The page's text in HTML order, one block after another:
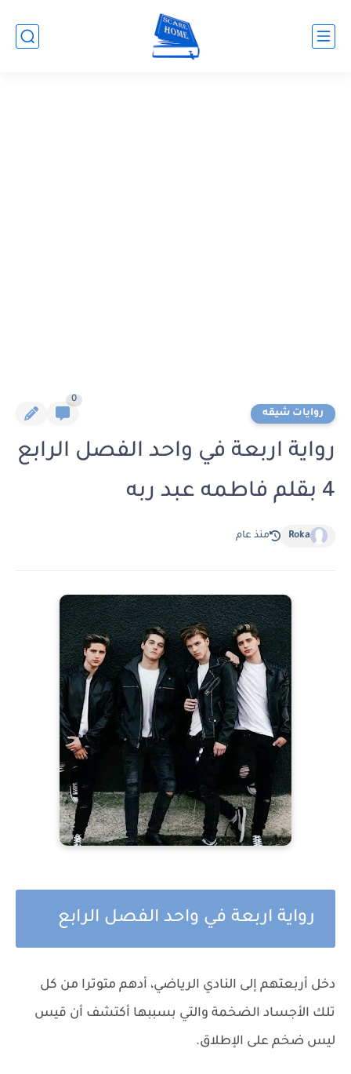
روايات شيقه
0
رواية اربعة في واحد الفصل الرابع
4 بقلم فاطمه عبد ربه
Roka منذ عام
رواية اربعة في واحد الفصل الرابع
دخل أربعتهم إلى النادي الرياضي، أدهم متوترا من كل
تلك الأجساد الضخمة والتي بسببها أكتشف أن قيس
ليس ضخم على الإطلاق.